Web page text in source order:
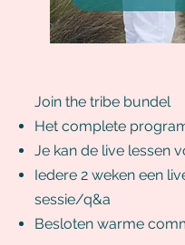
Join the tribe bundel
Het complete
Je kan de live lessen
Iedere 2 weken een
sessie/q&a
Besloten warme